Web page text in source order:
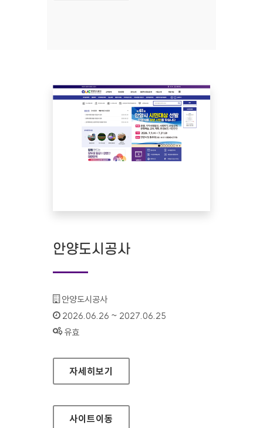
안양도시공사
기관명 :
안양도시공사
인증기간 :
2026.06.26 ~ 2027.06.25
상태 :
유효
안양도시공사
자세히보기
사이트이동